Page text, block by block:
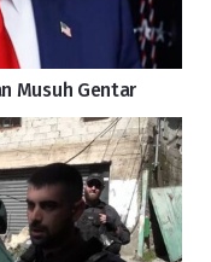
Musuh Gentar